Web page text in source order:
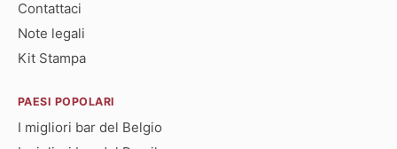
Contattaci
Note legali
Kit Stampa
PAESI POPOLARI
I migliori bar del Belgio